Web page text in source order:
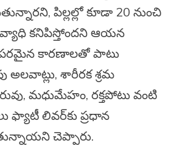
పిల్లల్లో కూడా 20 నుంచి
కనిపిస్తోందని ఆయన
కారణాలతో పాటు
అలవాట్లు, శారీరక శ్రమ
మధుమేహం, రక్తపోటు వంటి
లివర్‌కు ప్రధాన
చెప్పారు.